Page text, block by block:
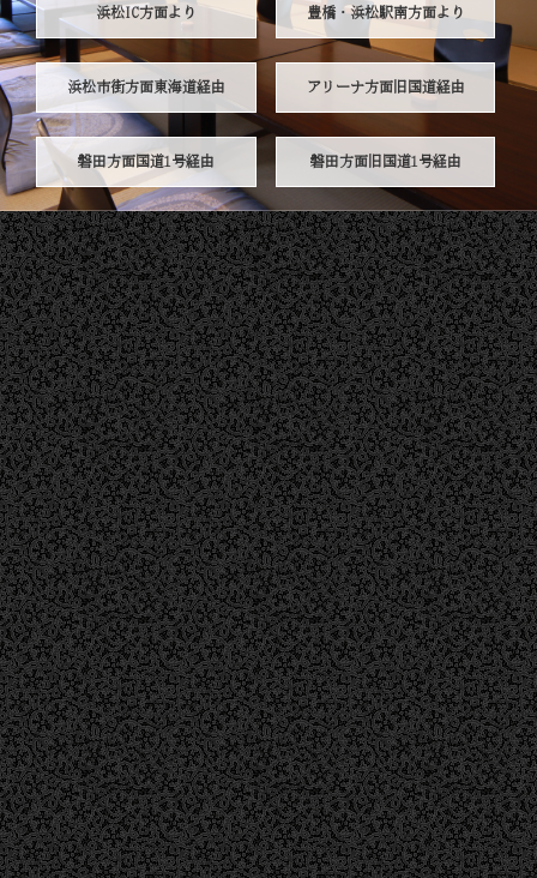
浜松IC方面より 豊橋・浜松駅南方面より
浜松市街方面東海道経由 アリーナ方面旧国道経由
磐田方面国道1号経由 磐田方面旧国道1号経由
東名高速道 浜松IC方面より（渋滞無し
で約6分）
高速出口は浜松市内方面へ向かい、高速取付
道路（県道65号線）に合流、約1.9km南下
そのまま直進車線で国道1号線（浜松バイパ
ス）に入り220ｍ南下。
浜松バイパスを290ｍ南下、側道へ。
側道を200m南下。
最初の信号を左折。
そのまま500ｍ東進（途中の目印として、浜
松市立和田東小学校の正門前を通過する）。
小学校通過後、最初の小さな十字路を
①そのまま20ｍ直進すれば第2駐車場入口。
②右折して更に最初の十字路を左折し20ｍ直
進すれば第1駐車場。